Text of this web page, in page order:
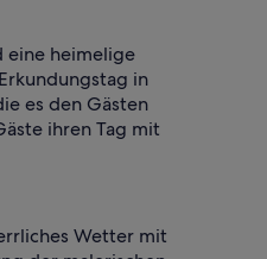
eine heimelige
in
es den Gästen
ihren Tag mit
Wetter mit